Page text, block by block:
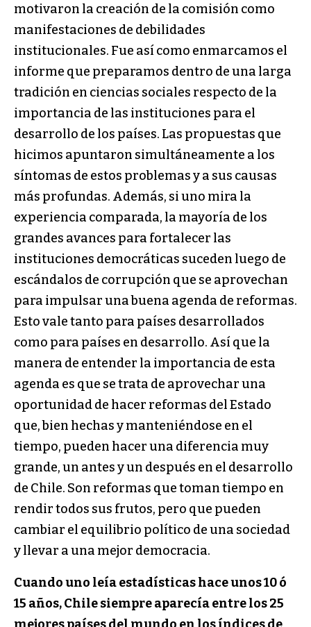
motivaron la creación de la comisión como
manifestaciones de debilidades
institucionales. Fue así como enmarcamos el
informe que preparamos dentro de una larga
tradición en ciencias sociales respecto de la
importancia de las instituciones para el
desarrollo de los países. Las propuestas que
hicimos apuntaron simultáneamente a los
síntomas de estos problemas y a sus causas
más profundas. Además, si uno mira la
experiencia comparada, la mayoría de los
grandes avances para fortalecer las
instituciones democráticas suceden luego de
escándalos de corrupción que se aprovechan
para impulsar una buena agenda de reformas.
Esto vale tanto para países desarrollados
como para países en desarrollo. Así que la
manera de entender la importancia de esta
agenda es que se trata de aprovechar una
oportunidad de hacer reformas del Estado
que, bien hechas y manteniéndose en el
tiempo, pueden hacer una diferencia muy
grande, un antes y un después en el desarrollo
de Chile. Son reformas que toman tiempo en
rendir todos sus frutos, pero que pueden
cambiar el equilibrio político de una sociedad
y llevar a una mejor democracia.
Cuando uno leía estadísticas hace unos 10 ó
15 años, Chile siempre aparecía entre los 25